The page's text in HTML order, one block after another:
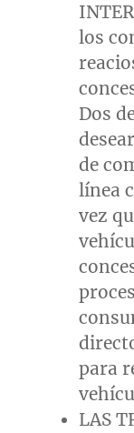
los
Dos
de
línea
vez
para
LAS